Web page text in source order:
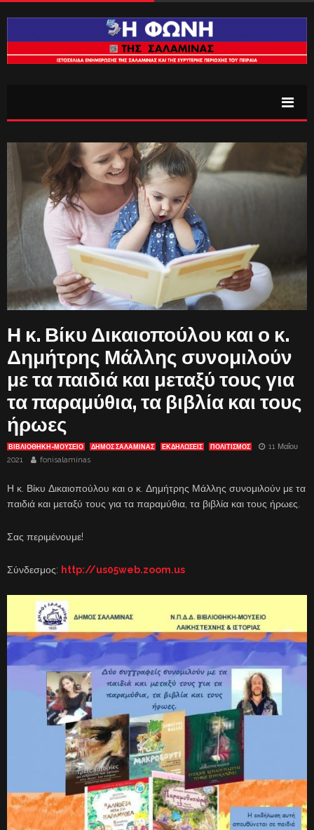
Η κ. Βίκυ Δικαιοπούλου και ο κ.
Δημήτρης Μάλλης συνομιλούν
με τα παιδιά και μεταξύ τους για
τα παραμύθια, τα βιβλία και τους
ήρωες
ΒΙΒΛΙΟΘΉΚΗ-ΜΟΥΣΕΊΟ ΔΗΜΟΣ ΣΑΛΑΜΙΝΑΣ ΕΚΔΗΛΏΣΕΙΣ ΠΟΛΙΤΙΣΜΟΣ
11 Μαΐου
2021
fonisalaminas
Η κ. Βίκυ Δικαιοπούλου και ο κ. Δημήτρης Μάλλης συνομιλούν με τα
παιδιά και μεταξύ τους για τα παραμύθια, τα βιβλία και τους ήρωες.
Σας περιμένουμε!
Σύνδεσμος: http://us05web.zoom.us